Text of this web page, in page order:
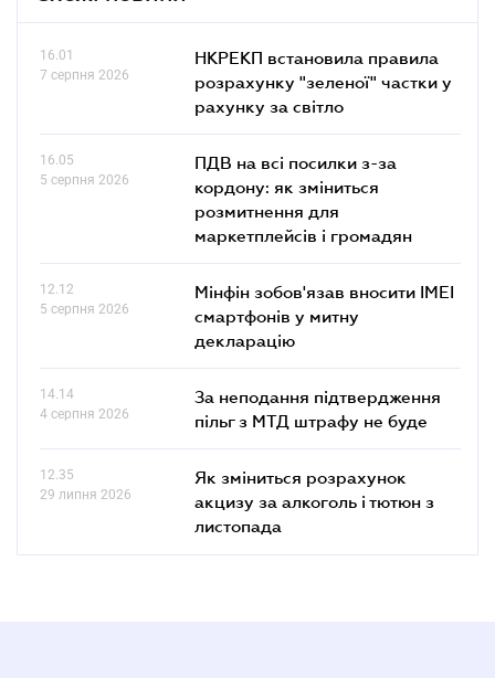
16.01
7 серпня 2026
НКРЕКП встановила правила
розрахунку "зеленої" частки у
рахунку за світло
16.05
5 серпня 2026
ПДВ на всі посилки з-за
кордону: як зміниться
розмитнення для
маркетплейсів і громадян
12.12
5 серпня 2026
Мінфін зобов'язав вносити IMEI
смартфонів у митну
декларацію
14.14
4 серпня 2026
За неподання підтвердження
пільг з МТД штрафу не буде
12.35
29 липня 2026
Як зміниться розрахунок
акцизу за алкоголь і тютюн з
листопада